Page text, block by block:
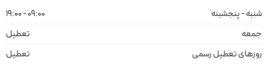
شنبه - پنجشبنه
09:00 - 19:00
جمعه
تعطیل
روزهای تعطیل رسمی
تعطیل